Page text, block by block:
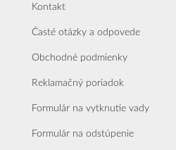
Kontakt
Časté otázky a odpovede
Obchodné podmienky
Reklamačný poriadok
Formulár na vytknutie vady
Formulár na odstúpenie